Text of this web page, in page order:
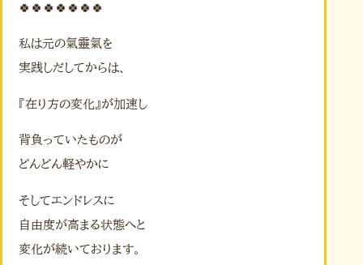
🍀🍀🍀🍀🍀🍀🍀
私は元の氣靈氣を
実践しだしてからは、
『在り方の変化』が加速し
背負っていたものが
どんどん軽やかに
そしてエンドレスに
自由度が高まる状態へと
変化が続いております。